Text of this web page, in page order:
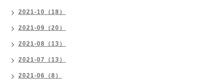
2021-10（18）
2021-09（20）
2021-08（13）
2021-07（13）
2021-06（8）